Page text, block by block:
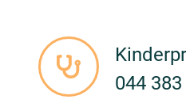
044